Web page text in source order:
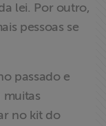
lei. Por outro,
pessoas se
passado e
muitas
no kit do